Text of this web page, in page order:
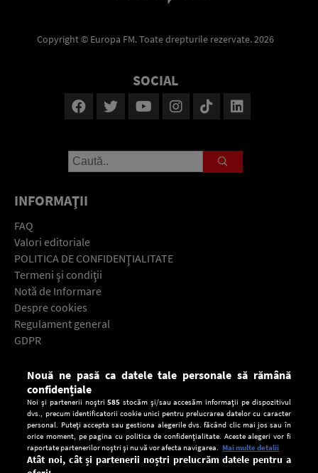
Copyright © Europa FM. Toate drepturile rezervate. 2026
SOCIAL
INFORMAŢII
FAQ
Valori editoriale
POLITICA DE CONFIDENŢIALITATE
Termeni şi condiţii
Notă de Informare
Despre cookies
Regulament general
GDPR
Descarcă gratuit aplicaţia Europa FM pentru smartphone:
Nouă ne pasă ca datele tale personale să rămână
confidențiale
Noi și partenerii noștri585 stocăm și/sau accesăm informații pe dispozitivul
dvs., precum identificatorii cookie unici pentru prelucrarea datelor cu caracter
personal. Puteți accepta sau gestiona alegerile dvs. făcând clic mai jos sau în
orice moment, pe pagina cu politica de confidențialitate. Aceste alegeri vor fi
raportate partenerilor noștri și nu vă vor afecta navigarea. Mai multe detalii
Atât noi, cât și partenerii noștri prelucrăm datele pentru a